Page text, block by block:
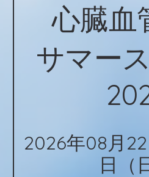
心臓血
サマー
2026年08月
日（